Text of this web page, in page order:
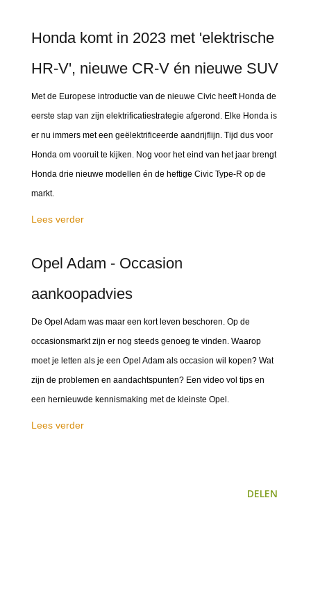
Honda komt in 2023 met 'elektrische
HR-V', nieuwe CR-V én nieuwe SUV
Met de Europese introductie van de nieuwe Civic heeft Honda de
eerste stap van zijn elektrificatiestrategie afgerond. Elke Honda is
er nu immers met een geëlektrificeerde aandrijflijn. Tijd dus voor
Honda om vooruit te kijken. Nog voor het eind van het jaar brengt
Honda drie nieuwe modellen én de heftige Civic Type-R op de
markt.
Lees verder
Opel Adam - Occasion
aankoopadvies
De Opel Adam was maar een kort leven beschoren. Op de
occasionsmarkt zijn er nog steeds genoeg te vinden. Waarop
moet je letten als je een Opel Adam als occasion wil kopen? Wat
zijn de problemen en aandachtspunten? Een video vol tips en
een hernieuwde kennismaking met de kleinste Opel.
Lees verder
DELEN